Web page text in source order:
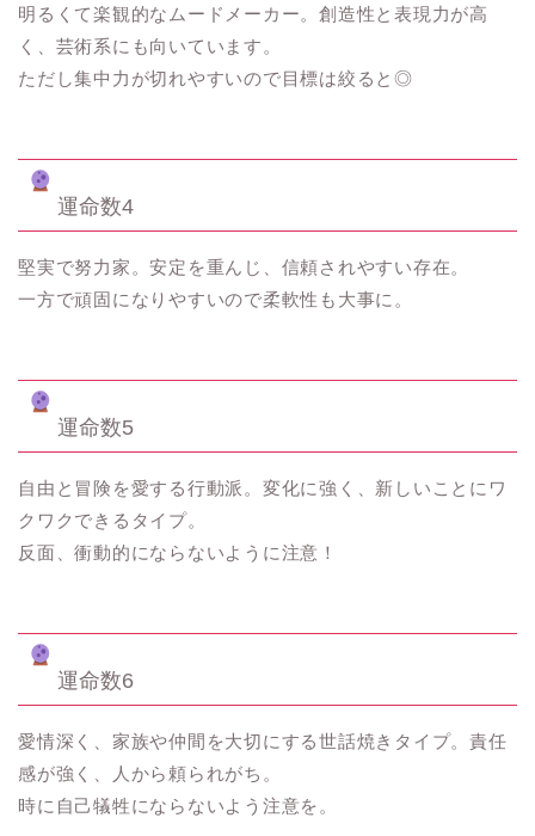
明るくて楽観的なムードメーカー。創造性と表現力が高
く、芸術系にも向いています。
ただし集中力が切れやすいので目標は絞ると◎
運命数4
堅実で努力家。安定を重んじ、信頼されやすい存在。
一方で頑固になりやすいので柔軟性も大事に。
運命数5
自由と冒険を愛する行動派。変化に強く、新しいことにワ
クワクできるタイプ。
反面、衝動的にならないように注意！
運命数6
愛情深く、家族や仲間を大切にする世話焼きタイプ。責任
感が強く、人から頼られがち。
時に自己犠牲にならないよう注意を。